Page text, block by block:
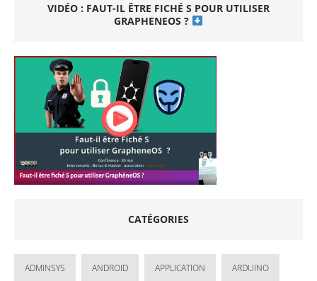
VIDÉO : FAUT-IL ÊTRE FICHÉ S POUR UTILISER
GRAPHENEOS ?
CATÉGORIES
ADMINSYS ANDROID APPLICATION ARDUINO